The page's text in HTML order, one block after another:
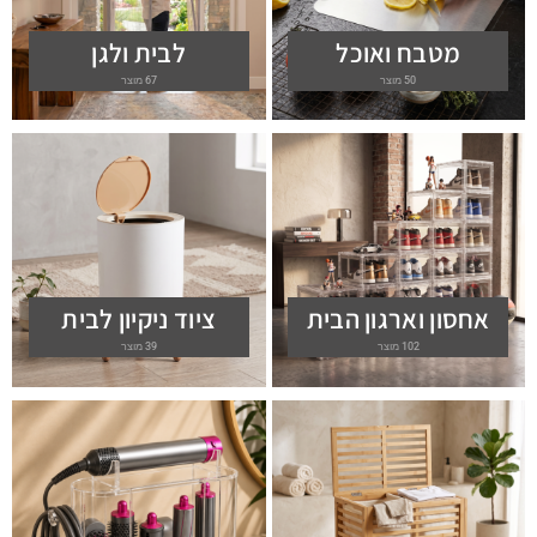
מטבח ואוכל
50 מוצר
לבית ולגן
67 מוצר
אחסון וארגון הבית
102 מוצר
ציוד ניקיון לבית
39 מוצר